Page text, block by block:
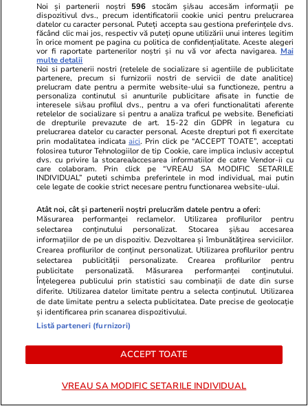
Recunoști băiețelul din
imagine? Astăzi este unul dintre
cei mai cunoscuți actori din
România: „Am crezut că te-ai
născut chel”
PARTENERI
TVMania.ro
10 vedete din România care au
făcut furori în costum de baie.
Imagini spectaculoase cu Antonia,
soarele
seară
Noi și partenerii noștri 596 stocăm și/sau accesăm informații pe
dispozitivul dvs., precum identificatorii cookie unici pentru prelucrarea
datelor cu caracter personal. Puteți accepta sau gestiona preferințele dvs.
făcând clic mai jos, respectiv vă puteți opune utilizării unui interes legitim
în orice moment pe pagina cu politica de confidențialitate. Aceste alegeri
vor fi raportate partenerilor noștri și nu vă vor afecta navigarea. Mai
multe detalii
Noi si partenerii nostri (retelele de socializare si agentiile de publicitate
partenere, precum si furnizorii nostri de servicii de date analitice)
prelucram date pentru a permite website-ului sa functioneze, pentru a
personaliza continutul si anunturile publicitare afisate in functie de
interesele si/sau profilul dvs., pentru a va oferi functionalitati aferente
retelelor de socializare si pentru a analiza traficul pe website. Beneficiati
de drepturile prevazute de art. 15-22 din GDPR in legatura cu
prelucrarea datelor cu caracter personal. Aceste drepturi pot fi exercitate
prin modalitatea indicataaici. Prin click pe “ACCEPT TOATE”, acceptati
folosirea tuturor Tehnologiilor de tip Cookie, care implica inclusiv acceptul
dvs. cu privire la stocarea/accesarea informatiilor de catre Vendor-ii cu
care colaboram. Prin click pe “VREAU SA MODIFIC SETARILE
INDIVIDUAL” puteti schimba preferintele in mod individual, mai putin
cele legate de cookie strict necesare pentru functionarea website-ului.
Atât noi, cât și partenerii noștri prelucrăm datele pentru a oferi:
Măsurarea performanței reclamelor. Utilizarea profilurilor pentru
selectarea conținutului personalizat. Stocarea și/sau accesarea
informațiilor de pe un dispozitiv. Dezvoltarea și îmbunătățirea serviciilor.
Crearea profilurilor de conținut personalizat. Utilizarea profilurilor pentru
selectarea publicității personalizate. Crearea profilurilor pentru
publicitate personalizată. Măsurarea performanței conținutului.
Înțelegerea publicului prin statistici sau combinații de date din surse
diferite. Utilizarea datelor limitate pentru a selecta conținutul. Utilizarea
de date limitate pentru a selecta publicitatea. Date precise de geolocație
și identificarea prin scanarea dispozitivului.
Listă parteneri (furnizori)
ACCEPT TOATE
VREAU SA MODIFIC SETARILE INDIVIDUAL